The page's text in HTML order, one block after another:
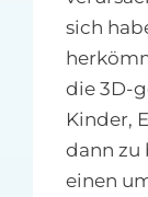
sich
die 3D-
Kinder,
dann zu
einen